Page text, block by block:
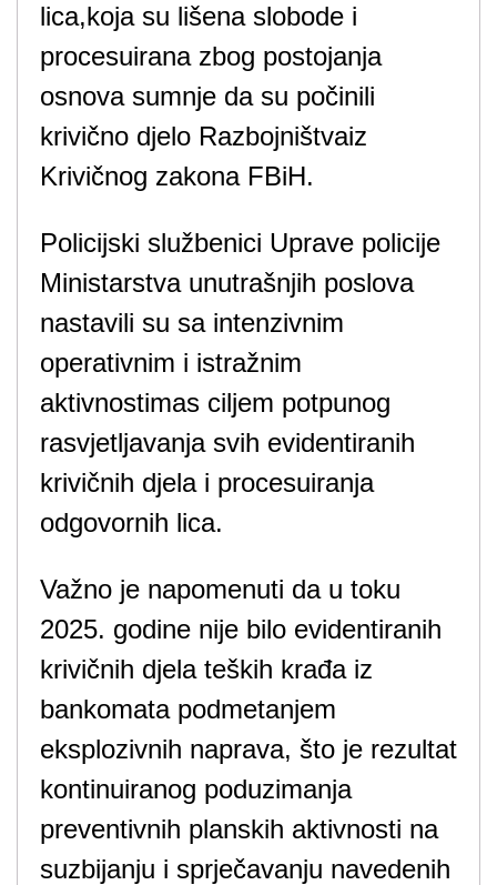
lica,koja su lišena slobode i
procesuirana zbog postojanja
osnova sumnje da su počinili
krivično djelo Razbojništvaiz
Krivičnog zakona FBiH.
Policijski službenici Uprave policije
Ministarstva unutrašnjih poslova
nastavili su sa intenzivnim
operativnim i istražnim
aktivnostimas ciljem potpunog
rasvjetljavanja svih evidentiranih
krivičnih djela i procesuiranja
odgovornih lica.
Važno je napomenuti da u toku
2025. godine nije bilo evidentiranih
krivičnih djela teških krađa iz
bankomata podmetanjem
eksplozivnih naprava, što je rezultat
kontinuiranog poduzimanja
preventivnih planskih aktivnosti na
suzbijanju i sprječavanju navedenih